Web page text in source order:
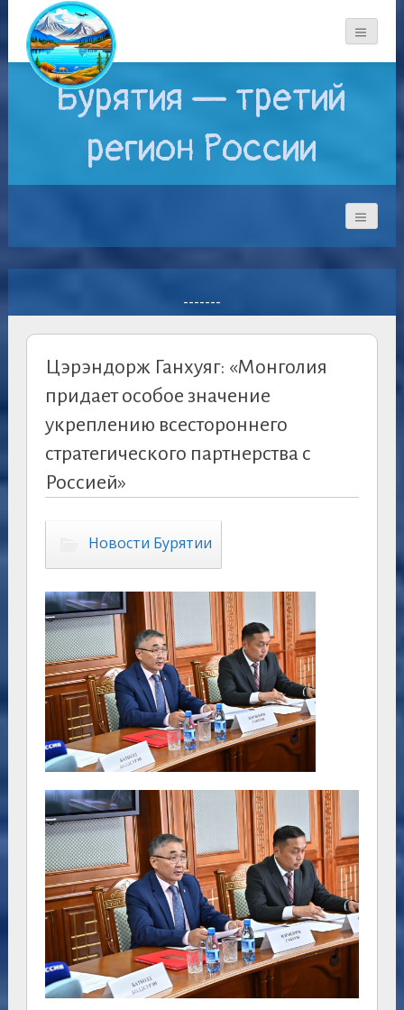
Бурятия — третий
регион России
-------
Цэрэндорж Ганхуяг: «Монголия
придает особое значение
укреплению всестороннего
стратегического партнерства с
Россией»
Новости Бурятии